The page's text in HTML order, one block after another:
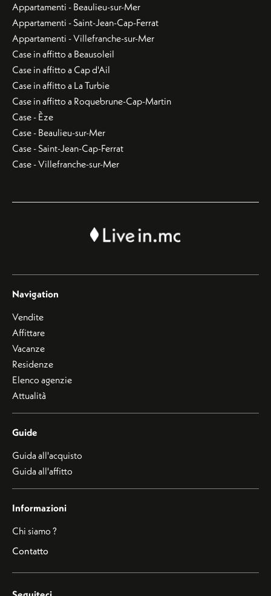
Appartamenti - Beaulieu-sur-Mer
Appartamenti - Saint-Jean-Cap-Ferrat
Appartamenti - Villefranche-sur-Mer
Case in affitto a Beausoleil
Case in affitto a Cap d'Ail
Case in affitto a La Turbie
Case in affitto a Roquebrune-Cap-Martin
Case - Èze
Case - Beaulieu-sur-Mer
Case - Saint-Jean-Cap-Ferrat
Case - Villefranche-sur-Mer
Navigation
Vendite
Affittare
Vacanze
Residenze
Elenco agenzie
Attualità
Guide
Guida all'acquisto
Guida all'affitto
Informazioni
Chi siamo ?
Contatto